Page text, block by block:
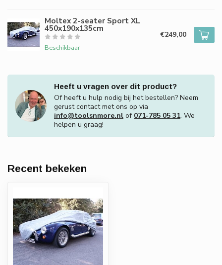
Moltex 2-seater Sport XL
450x190x135cm
Beschikbaar
€249,00
Heeft u vragen over dit product?
Of heeft u hulp nodig bij het bestellen? Neem
gerust contact met ons op via
info@toolsnmore.nl of 071-785 05 31. We
helpen u graag!
Recent bekeken